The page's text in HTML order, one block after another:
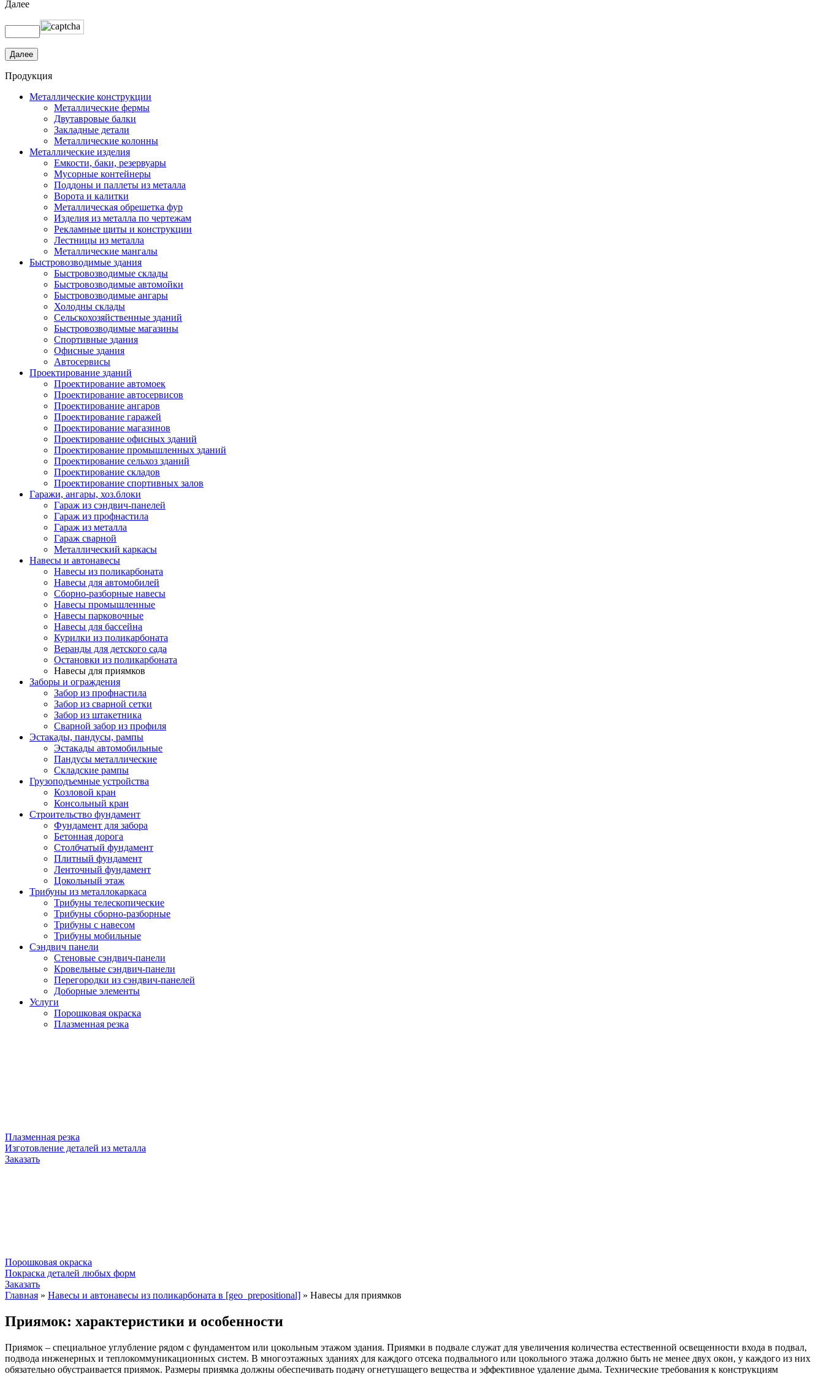
Далее
Продукция
Металлические конструкции
Металлические фермы
Двутавровые балки
Закладные детали
Металлические колонны
Металлические изделия
Емкости, баки, резервуары
Мусорные контейнеры
Поддоны и паллеты из металла
Ворота и калитки
Металлическая обрешетка фур
Изделия из металла по чертежам
Рекламные щиты и конструкции
Лестницы из металла
Металлические мангалы
Быстровозводимые здания
Быстровозводимые склады
Быстровозводимые автомойки
Быстровозводимые ангары
Холодны склады
Сельскохозяйственные зданий
Быстровозводимые магазины
Спортивные здания
Офисные здания
Автосервисы
Проектирование зданий
Проектирование автомоек
Проектирование автосервисов
Проектирование ангаров
Проектирование гаражей
Проектирование магазинов
Проектирование офисных зданий
Проектирование промышленных зданий
Проектирование сельхоз зданий
Проектирование складов
Проектирование спортивных залов
Гаражи, ангары, хоз.блоки
Гараж из сэндвич-панелей
Гараж из профнастила
Гараж из металла
Гараж сварной
Металлический каркасы
Навесы и автонавесы
Навесы из поликарбоната
Навесы для автомобилей
Сборно-разборные навесы
Навесы промышленные
Навесы парковочные
Навесы для бассейна
Курилки из поликарбоната
Веранды для детского сада
Остановки из поликарбоната
Навесы для приямков
Заборы и ограждения
Забор из профнастила
Забор из сварной сетки
Забор из штакетника
Сварной забор из профиля
Эстакады, пандусы, рампы
Эстакады автомобильные
Пандусы металлические
Складские рампы
Грузоподъемные устройства
Козловой кран
Консольный кран
Строительство фундамент
Фундамент для забора
Бетонная дорога
Столбчатый фундамент
Плитный фундамент
Ленточный фундамент
Цокольный этаж
Трибуны из металлокаркаса
Трибуны телескопические
Трибуны сборно-разборные
Трибуны с навесом
Трибуны мобильные
Сэндвич панели
Стеновые сэндвич-панели
Кровельные сэндвич-панели
Перегородки из сэндвич-панелей
Доборные элементы
Услуги
Порошковая окраска
Плазменная резка
Плазменная резка
Изготовление деталей из металла
Заказать
Порошковая окраска
Покраска деталей любых форм
Заказать
Главная » Навесы и автонавесы из поликарбоната в [geo_prepositional] » Навесы для приямков
Приямок: характеристики и особенности
Приямок – специальное углубление рядом с фундаментом или цокольным этажом здания. Приямки в подвале служат для увеличения количества естественной освещенности входа в подвал,
подвода инженерных и теплокоммуникационных систем. В многоэтажных зданиях для каждого отсека подвального или цокольного этажа должно быть не менее двух окон, у каждого из них
обязательно обустраивается приямок. Размеры приямка должны обеспечивать подачу огнетушащего вещества и эффективное удаление дыма. Технические требования к конструкциям